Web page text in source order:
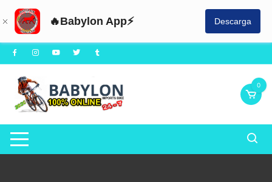
🔥Babylon App⚡ Descarga
Saltar
al
contenido
0